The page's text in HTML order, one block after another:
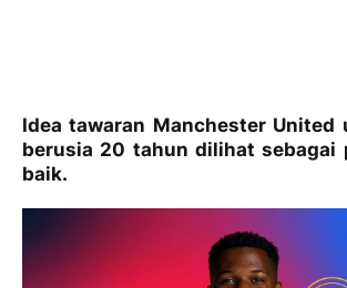
Idea tawaran Manchester United
berusia 20 tahun dilihat sebagai
baik.